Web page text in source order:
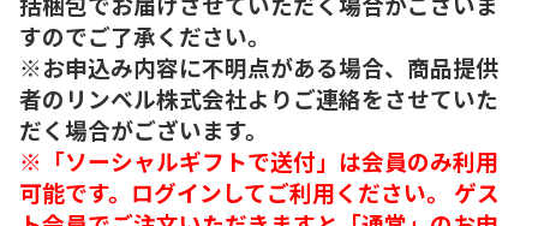
すのでご了承ください。
※お申込み内容に不明点がある場合、商品提供
者のリンベル株式会社よりご連絡をさせていた
だく場合がございます。
※「ソーシャルギフトで送付」は会員のみ利用
可能です。ログインしてご利用ください。 ゲス